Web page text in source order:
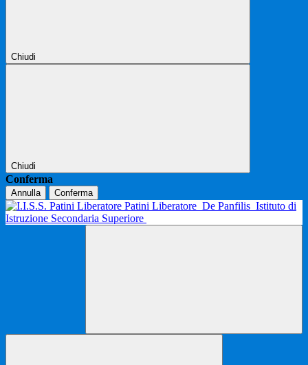
Chiudi
Chiudi
Conferma
Annulla Conferma
Patini Liberatore De Panfilis Istituto di
Istruzione Secondaria Superiore